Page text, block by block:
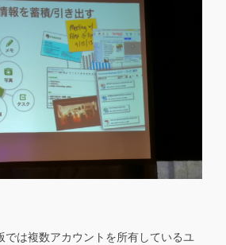
では複数アカウントを所有しているユ